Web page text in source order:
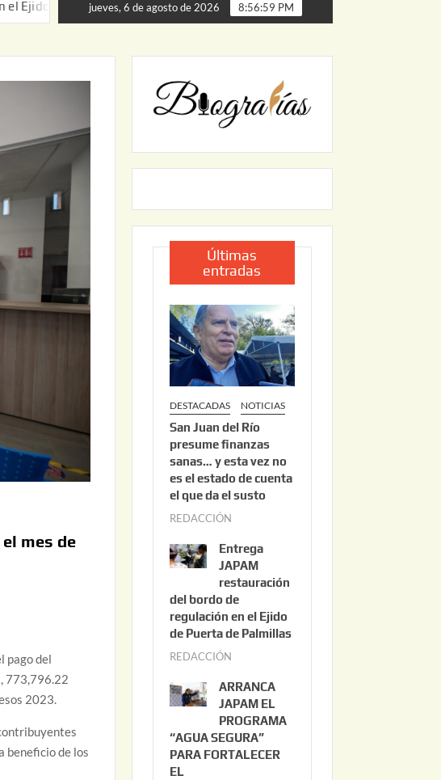
de Palmillas ARRANCA JAPAM EL PROGRAMA “AGUA SEGURA”
jueves, 6 de agosto de 2026 8:57:00 PM
mes de
pago del
773,796.22
2023.
beneficio de los
Últimas
entradas
DESTACADAS NOTICIAS
San Juan del Río
presume finanzas
sanas… y esta vez no
es el estado de cuenta
el que da el susto
REDACCIÓN
o
s
t
o
3
2
0
2
6
Entrega
JAPAM
restauración
del bordo de
regulación en el Ejido
de Puerta de Palmillas
REDACCIÓN
l
i
o
2
ARRANCA
JAPAM EL
PROGRAMA
“AGUA SEGURA”
PARA FORTALECER
EL